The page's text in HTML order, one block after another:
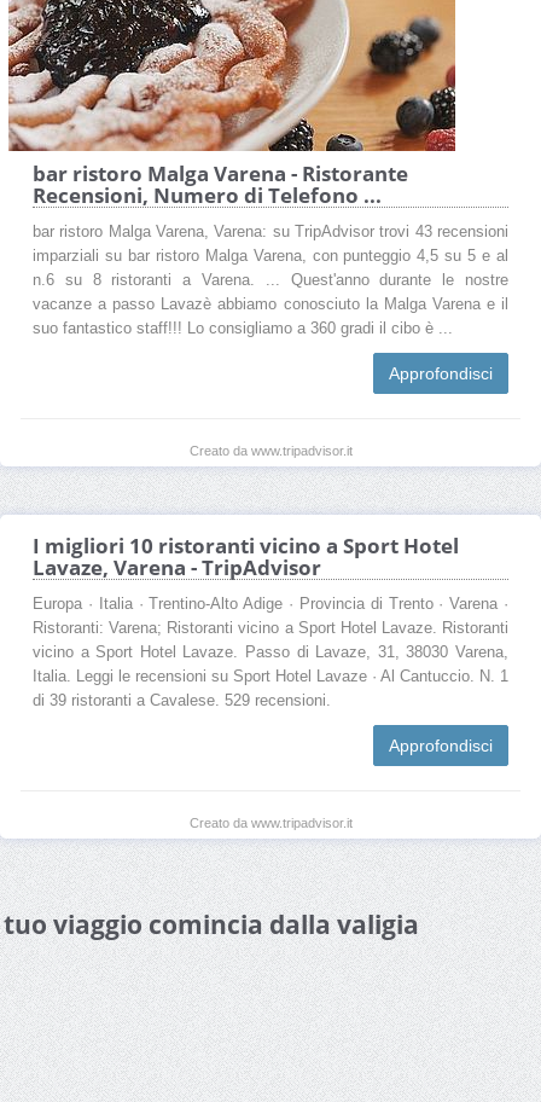
bar ristoro Malga Varena - Ristorante
Recensioni, Numero di Telefono ...
bar ristoro Malga Varena, Varena: su TripAdvisor trovi 43 recensioni
imparziali su bar ristoro Malga Varena, con punteggio 4,5 su 5 e al
n.6 su 8 ristoranti a Varena. ... Quest'anno durante le nostre
vacanze a passo Lavazè abbiamo conosciuto la Malga Varena e il
suo fantastico staff!!! Lo consigliamo a 360 gradi il cibo è ...
Approfondisci
Creato da www.tripadvisor.it
I migliori 10 ristoranti vicino a Sport Hotel
Lavaze, Varena - TripAdvisor
Europa · Italia · Trentino-Alto Adige · Provincia di Trento · Varena ·
Ristoranti: Varena; Ristoranti vicino a Sport Hotel Lavaze. Ristoranti
vicino a Sport Hotel Lavaze. Passo di Lavaze, 31, 38030 Varena,
Italia. Leggi le recensioni su Sport Hotel Lavaze · Al Cantuccio. N. 1
di 39 ristoranti a Cavalese. 529 recensioni.
Approfondisci
Creato da www.tripadvisor.it
viaggio comincia dalla valigia